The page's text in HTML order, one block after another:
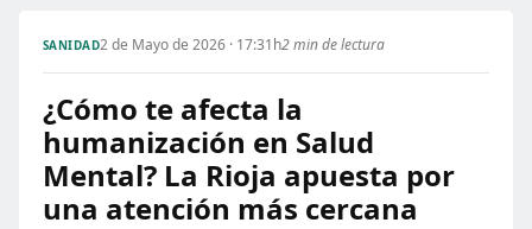
SANIDAD2 de Mayo de 2026 · 17:31h2 min de lectura
¿Cómo te afecta la
humanización en Salud
Mental? La Rioja apuesta por
una atención más cercana